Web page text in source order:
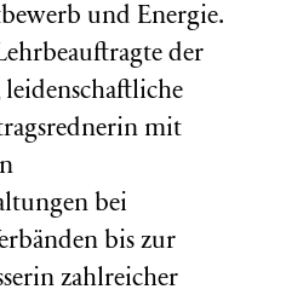
und Energie.
der
mit
bei
bis zur
zahlreicher